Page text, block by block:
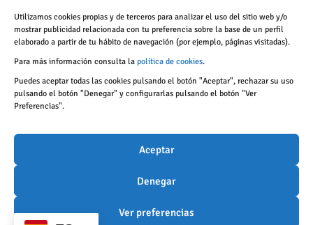
Utilizamos cookies propias y de terceros para analizar el uso del sitio web y/o
mostrar publicidad relacionada con tu preferencia sobre la base de un perfil
elaborado a partir de tu hábito de navegación (por ejemplo, páginas visitadas).
Para más información consulta la política de cookies.
Puedes aceptar todas las cookies pulsando el botón "Aceptar", rechazar su uso
pulsando el botón "Denegar" y configurarlas pulsando el botón "Ver
Preferencias".
Aceptar
Denegar
Ver preferencias
info@carinngroup.com
c.sahelices@carinngroup.com
Políticas de privacidad
Política de cookies
Aviso legal